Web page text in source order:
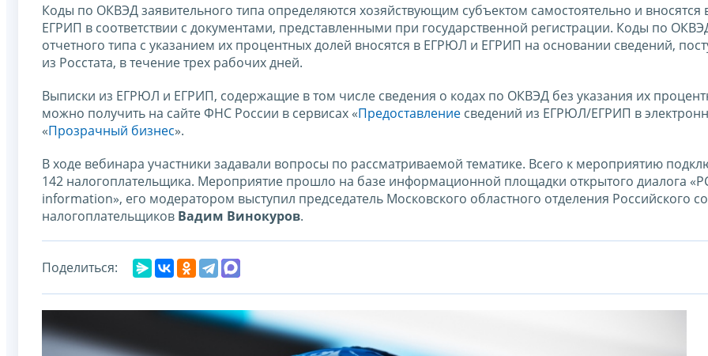
Коды по ОКВЭД заявительного типа определяются хозяйствующим субъектом самостоятельно и
ЕГРИП в соответствии с документами, представленными при государственной регистрации. Коды по
отчетного типа с указанием их процентных долей вносятся в ЕГРЮЛ и ЕГРИП на основании сведений,
из Росстата, в течение трех рабочих дней.
Выписки из ЕГРЮЛ и ЕГРИП, содержащие в том числе сведения о кодах по ОКВЭД без указания их
можно получить на сайте ФНС России в сервисах «Предоставление сведений из ЕГРЮЛ/ЕГРИП в
«Прозрачный бизнес».
В ходе вебинара участники задавали вопросы по рассматриваемой тематике. Всего к мероприятию
142 налогоплательщика. Мероприятие прошло на базе информационной площадки открытого диалога
information», его модератором выступил председатель Московского областного отделения Российского
налогоплательщиков Вадим Винокуров.
Поделиться: